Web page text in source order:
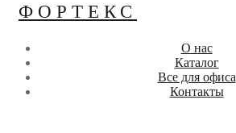
ФОРТЕКС
О нас
Каталог
Все для офиса
Контакты